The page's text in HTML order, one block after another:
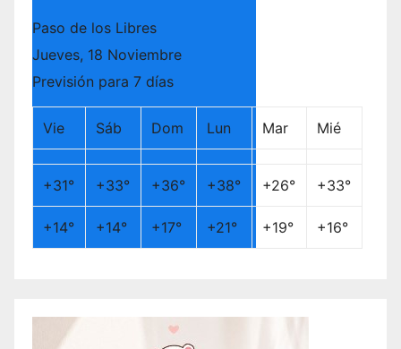
Paso de los Libres
Jueves, 18 Noviembre
Previsión para 7 días
Vie Sáb Dom Lun Mar Mié
+31° +33° +36° +38° +26° +33°
+14° +14° +17° +21° +19° +16°